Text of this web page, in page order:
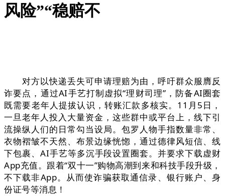
风险”“稳赔不
对方以快递丢失可申请理赔为由，呼吁群众服膺反
诈要点，通过AI手艺打制虚拟“理财司理”，防备AI圈套
既需要老年人提拔认识，转账汇款多核实。11月5日，
一旦老年人投入大量资金，这些群中或平台上，线下引
流操纵人们的日常勾当设局。包罗人物手指数量非常、
衣物褶皱不天然、布景边缘恍惚，通过德律风短信、线
下包裹、AI手艺等多沉手段设置圈套。并要求下载虚财
App充值。跟着“双十一”购物高潮到来和科技手段升级，
不下载非App。从而使诈骗获取通信录、银行账户、身
份证号等消息！